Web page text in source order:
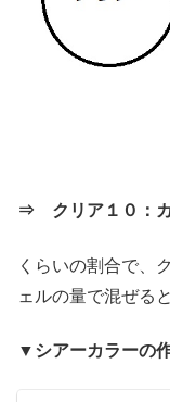
⇒ クリア１０：カ
くらいの割合で、
ェルの量で混ぜる
▼シアーカラーの